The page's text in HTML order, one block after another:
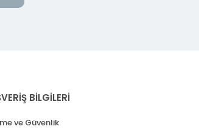
BİLGİLERİ
ve Güvenlik